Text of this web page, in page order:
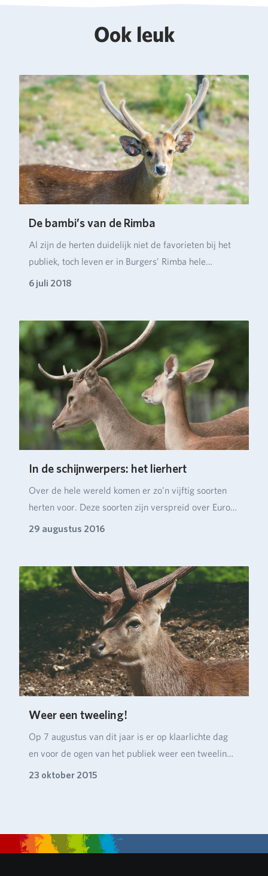
Ook leuk
De bambi’s van de Rimba
Al zijn de herten duidelijk niet de favorieten bij het
publiek, toch leven er in Burgers’ Rimba hele…
6 juli 2018
In de schijnwerpers: het lierhert
Over de hele wereld komen er zo’n vijftig soorten
herten voor. Deze soorten zijn verspreid over Euro…
29 augustus 2016
Weer een tweeling!
Op 7 augustus van dit jaar is er op klaarlichte dag
en voor de ogen van het publiek weer een tweelin…
23 oktober 2015